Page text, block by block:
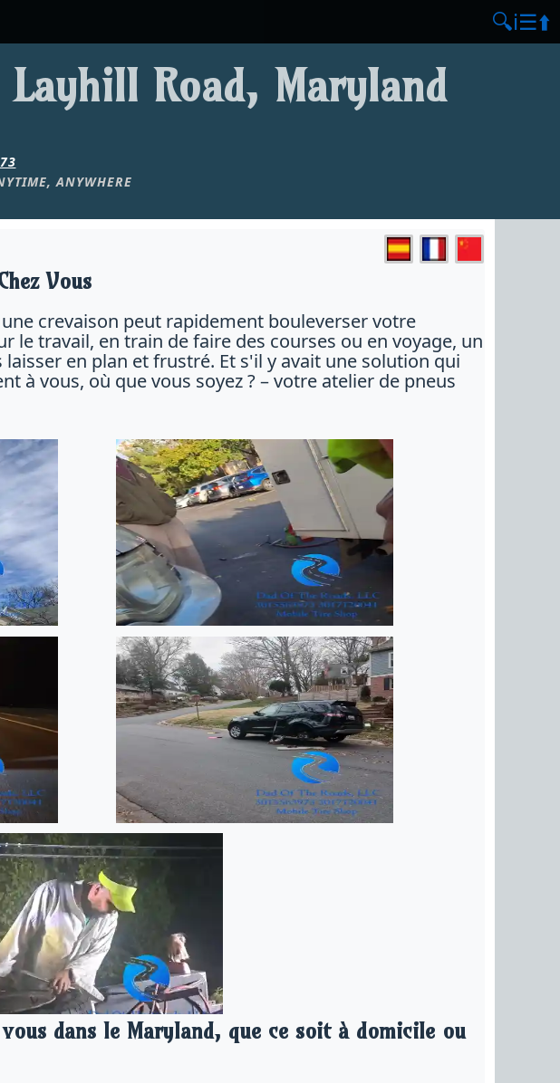
🔍ℹ️☰⬆️
Road, Maryland
ANYWHERE
Vous
crevaison peut rapidement bouleverser votre
le travail, en train de faire des courses ou en voyage, un
en plan et frustré. Et s'il y avait une solution qui
à vous, où que vous soyez ? – votre atelier de pneus
dans le Maryland, que ce soit à domicile ou